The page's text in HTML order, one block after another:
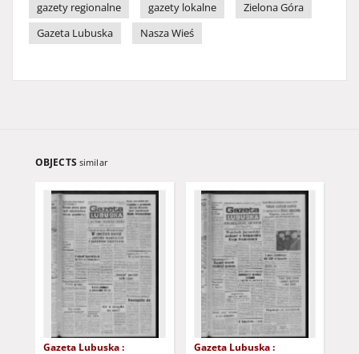
gazety regionalne
gazety lokalne
Zielona Góra
Gazeta Lubuska
Nasza Wieś
OBJECTS similar
Gazeta Lubuska :
Gazeta Lubuska :